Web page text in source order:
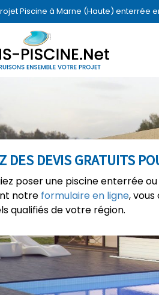
Piscine à Marne (Haute) enterrée
DES DEVIS GRATUITS
poser une piscine enterrée
notre formulaire en ligne,
qualifiés de votre région.